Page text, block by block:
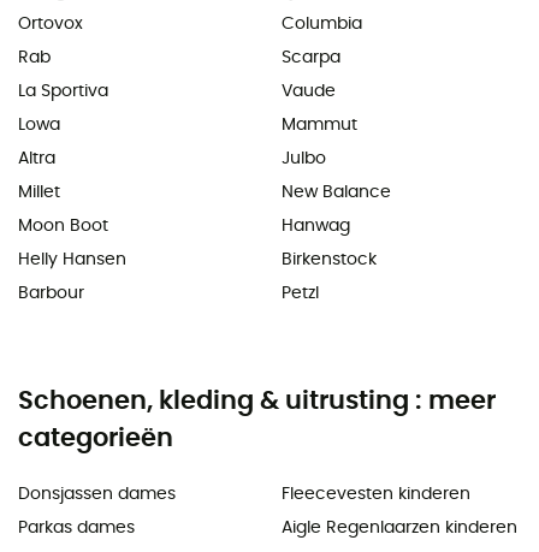
Ortovox
Rab
La Sportiva
Lowa
Altra
Millet
Moon Boot
Helly Hansen
Barbour
Columbia
Scarpa
Vaude
Mammut
Julbo
New Balance
Hanwag
Birkenstock
Petzl
Schoenen, kleding & uitrusting : meer
categorieën
Donsjassen dames
Parkas dames
Fleecevesten kinderen
Aigle Regenlaarzen kinderen